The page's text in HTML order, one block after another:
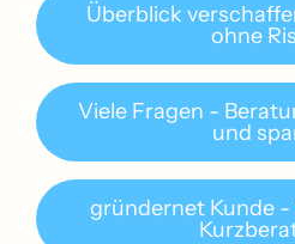
Überblick
ohne
Viele Fragen -
und
gründernet Kunde